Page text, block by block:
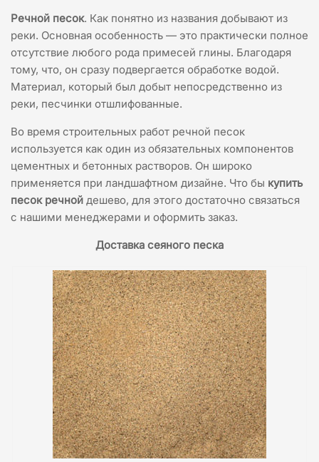
Речной песок. Как понятно из названия добывают из
реки. Основная особенность — это практически полное
отсутствие любого рода примесей глины. Благодаря
тому, что, он сразу подвергается обработке водой.
Материал, который был добыт непосредственно из
реки, песчинки отшлифованные.
Во время строительных работ речной песок
используется как один из обязательных компонентов
цементных и бетонных растворов. Он широко
применяется при ландшафтном дизайне. Что бы купить
песок речной дешево, для этого достаточно связаться
с нашими менеджерами и оформить заказ.
Доставка сеяного песка